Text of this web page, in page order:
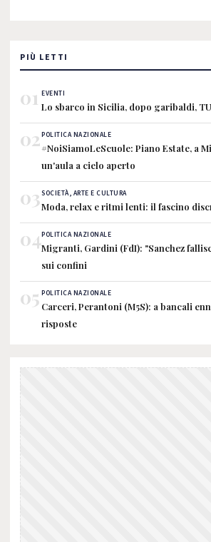
PIÙ LETTI
01 EVENTI
Lo sbarco in Sicilia, dopo garibaldi,
02POLITICA NAZIONALE
#NoiSiamoLeScuole: Piano Estate, a
un'aula a cielo aperto
03SOCIETÀ, ARTE E CULTURA
Moda, relax e ritmi lenti: il fascino
04POLITICA NAZIONALE
Migranti, Gardini (FdI): "Sanchez
sui confini
05 POLITICA NAZIONALE
Carceri, Perantoni (M5S): a bancali
risposte